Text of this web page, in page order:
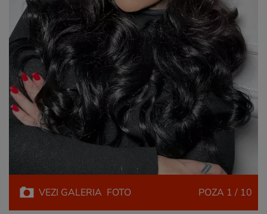
VEZI GALERIA FOTO POZA 1 / 10